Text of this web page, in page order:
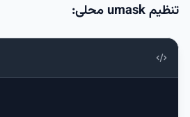
تنظیم umask محلی: